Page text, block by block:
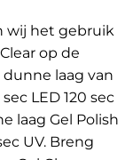
wij het gebruik
op de
laag van
LED 120 sec
laag Gel Polish
UV. Breng